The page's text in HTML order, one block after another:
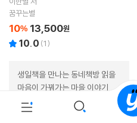
꿈꾸는별
10% 13,500원
10.0 (1)
생일책을 만나는 동네책방 읽을
마음이 가꿔가는 마을 이야기